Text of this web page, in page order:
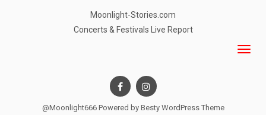
Moonlight-Stories.com
Concerts & Festivals Live Report
@Moonlight666 Powered by Besty WordPress Theme